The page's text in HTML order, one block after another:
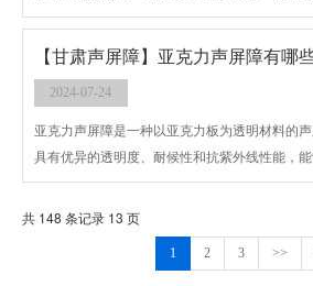
等诸多因素。
【甘肃声屏障】亚克力声屏障有哪
2024-07-24
亚克力声屏障是一种以亚克力板为透明材料的
具有优异的透明度、耐候性和抗紫外线性能，
视线通透。亚克力声屏障在日常生活中发挥着
共 148 条记录 13 页
1 2 3 >>